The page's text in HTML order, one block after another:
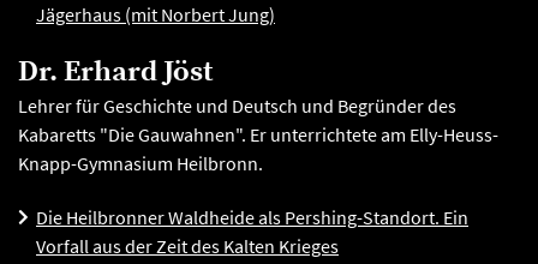
Jägerhaus (mit Norbert Jung)
Dr. Erhard Jöst
Lehrer für Geschichte und Deutsch und Begründer des
Kabaretts "Die Gauwahnen". Er unterrichtete am Elly-Heuss-
Knapp-Gymnasium Heilbronn.
Die Heilbronner Waldheide als Pershing-Standort. Ein
Vorfall aus der Zeit des Kalten Krieges